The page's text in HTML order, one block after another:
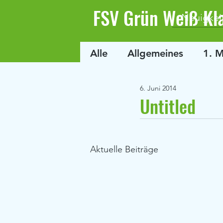
FSV Grün Weiß
Alle
Allgemeines 1.
Untitled
6. Juni 2014
Aktuelle Beiträge